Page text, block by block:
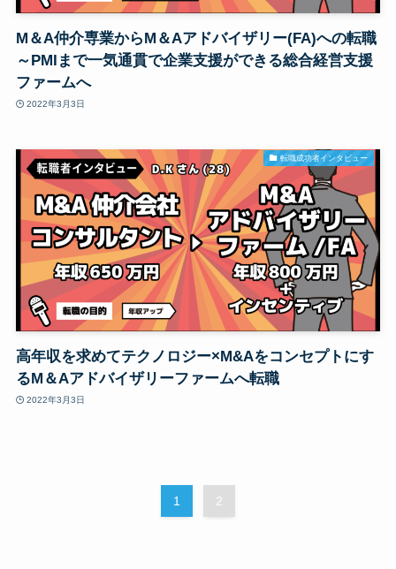
M＆A仲介専業からM＆Aアドバイザリー(FA)への転職
～PMIまで一気通貫で企業支援ができる総合経営支援
ファームへ
2022年3月3日
転職成功者インタビュー
高年収を求めてテクノロジー×M&Aをコンセプトにす
るM＆Aアドバイザリーファームへ転職
2022年3月3日
1 2